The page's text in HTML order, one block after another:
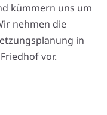
kümmern uns um
nehmen die
in
vor.